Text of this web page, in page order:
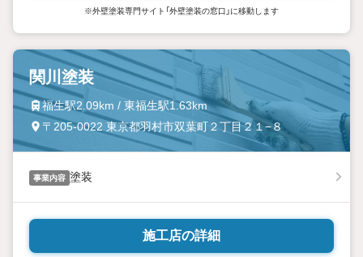
※外壁塗装専門サイト「外壁塗装の窓口」に移動します
関川塗装
福生駅2.09km / 東福生駅1.63km
〒205-0022 東京都羽村市双葉町２丁目２１−８
事業内容 塗装
施工店の詳細